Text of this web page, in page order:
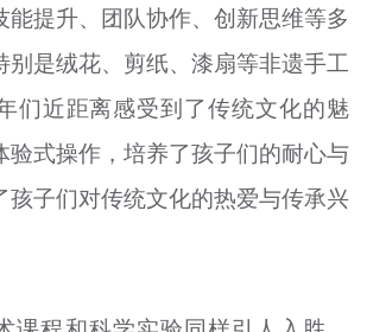
能提升、团队协作、创新思维等多
别是绒花、剪纸、漆扇等非遗手工
们近距离感受到了传统文化的魅
验式操作，培养了孩子们的耐心与
孩子们对传统文化的热爱与传承兴